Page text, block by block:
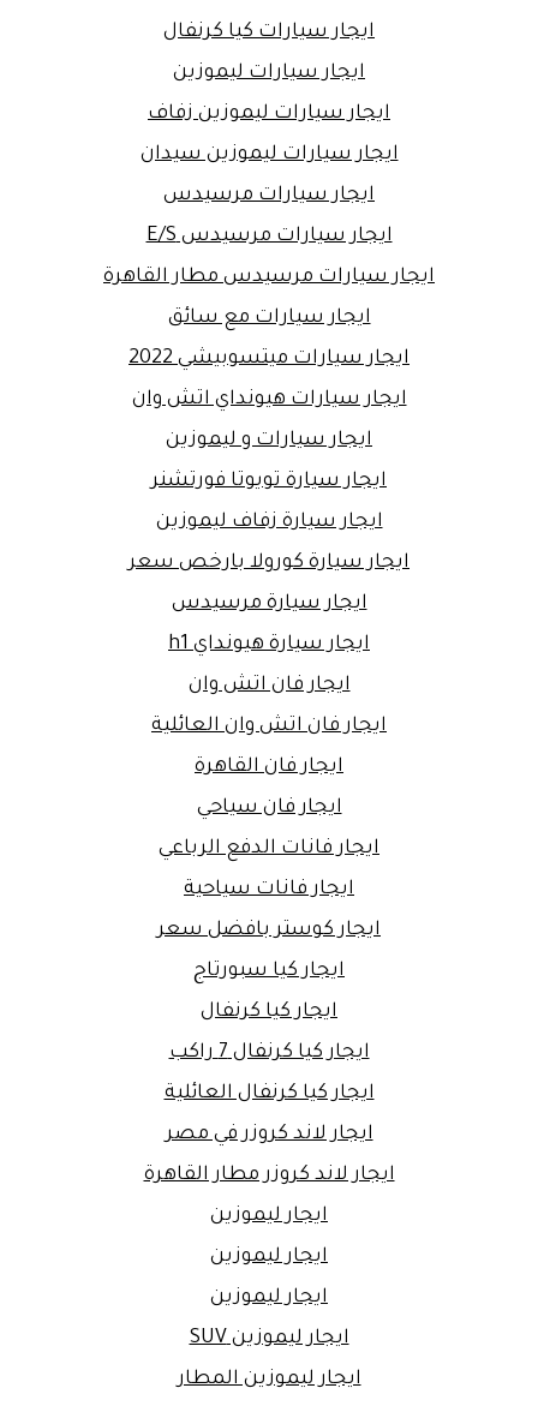
ايجار سيارات كيا كرنفال
ايجار سيارات ليموزين
ايجار سيارات ليموزين زفاف
ايجار سيارات ليموزين سيدان
ايجار سيارات مرسيدس
ايجار سيارات مرسيدس E/S
ايجار سيارات مرسيدس مطار القاهرة
ايجار سيارات مع سائق
ايجار سيارات ميتسوبيشي 2022
ايجار سيارات هيونداي اتش وان
ايجار سيارات و ليموزين
ايجار سيارة تويوتا فورتشنر
ايجار سيارة زفاف ليموزين
ايجار سيارة كورولا بارخص سعر
ايجار سيارة مرسيدس
ايجار سيارة هيونداي h1
ايجار فان اتش وان
ايجار فان اتش وان العائلية
ايجار فان القاهرة
ايجار فان سياحي
ايجار فانات الدفع الرباعي
ايجار فانات سياحية
ايجار كوستر بافضل سعر
ايجار كيا سبورتاج
ايجار كيا كرنفال
ايجار كيا كرنفال 7 راكب
ايجار كيا كرنفال العائلية
ايجار لاند كروزر في مصر
ايجار لاند كروزر مطار القاهرة
ايجار ليموزين
ايجار ليموزين
ايجار ليموزين
ايجار ليموزين SUV
ايجار ليموزين المطار